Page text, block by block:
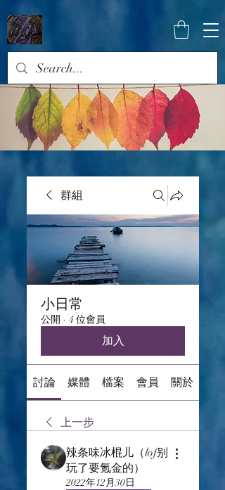
群組
小日常
公開 · 4 位會員
加入
討論 媒體 檔案 會員 關於
上一步
辣条味冰棍儿（lof别
玩了要氪金的）
2022年12月30日